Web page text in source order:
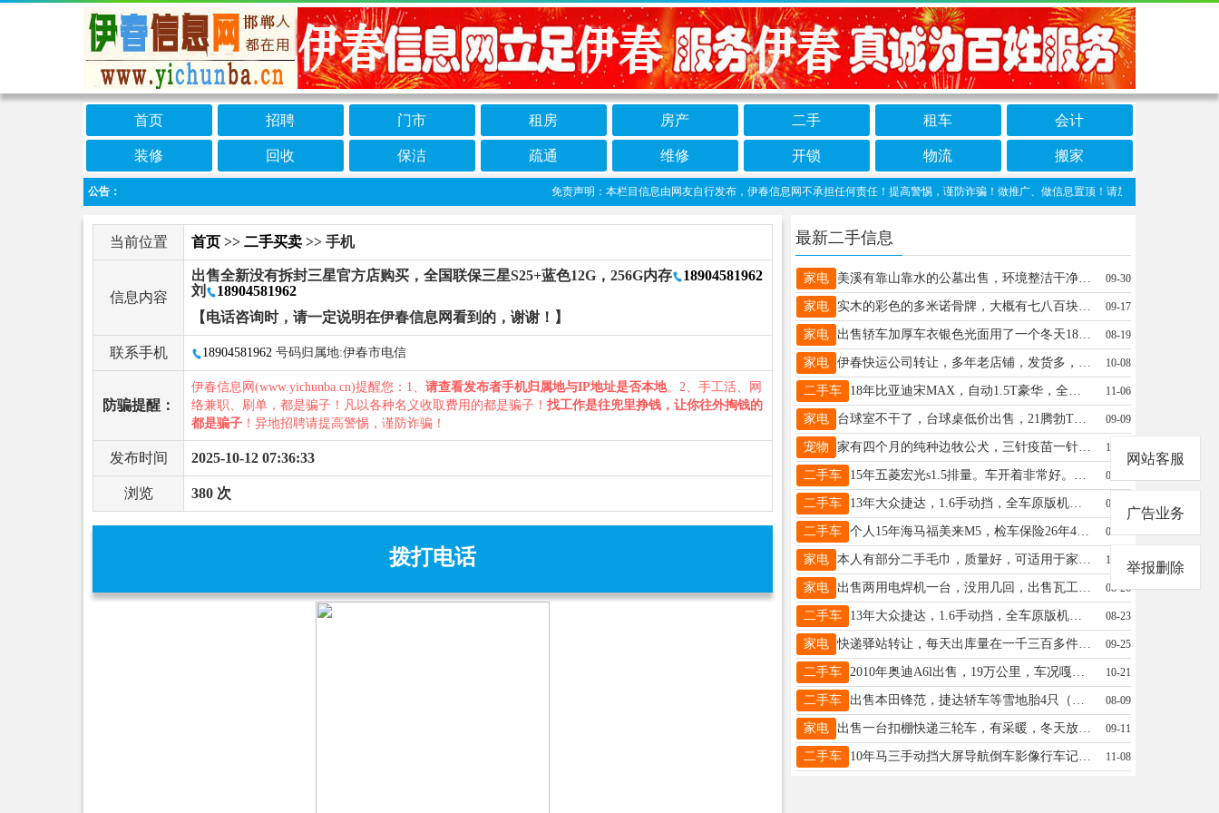
首页 招聘 门市 租房 房产 二手 租车 会计
装修 回收 保洁 疏通 维修 开锁 物流 搬家
公告： 免责声明：本栏目信息由网友自行发布，伊春信息网不承担任何责任！提高警惕，谨防诈骗！做推广、做信息置顶！请加伊春信息网客服微信：
当前位置 首页 >> 二手买卖 >> 手机
信息内容
出售全新没有拆封三星官方店购买，全国联保三星S25+蓝色12G，256G内存
18904581962
刘
18904581962
【电话咨询时，请一定说明在伊春信息网看到的，谢谢！】
联系手机 18904581962 号码归属地:伊春市电信
防骗提醒：
伊春信息网(www.yichunba.cn)提醒您：1、 请查看发布者手机归属地与IP地址是否本地。2、手工活、网
络兼职、刷单，都是骗子！凡以各种名义收取费用的都是骗子！ 找工作是往兜里挣钱，让你往外掏钱的
都是骗子 ！异地招聘请提高警惕，谨防诈骗！
发布时间 2025-10-12 07:36:33
浏览 380 次
拨打电话
最新二手信息
家电 美溪有靠山靠水的公墓出售，环境整洁干净，地点依山傍水，购买时提我优惠刘女士13846679699 09-30
家电 实木的彩色的多米诺骨牌，大概有七八百块一共30元，还有6台车的拼装玩具一共20元，锻炼孩子手和脑。绝对物超所值。大力13039663991 09-17
家电 出售轿车加厚车衣银色光面用了一个冬天18645820805张顺18645820805 08-19
家电 伊春快运公司转让，多年老店铺，发货多，快递物流都能发，喜欢物流方面的看过来。都是现成的，就差你来。13846699190王女士13846699190 10-08
二手车 18年比亚迪宋MAX，自动1.5T豪华，全车原漆，配置日间行车灯，无钥匙进入一键启动，真皮座椅，全景天幕，12.8英寸大屏，远程遥控启动，LED远近光自动大灯，电子手刹，胎压监测，前后雷达，后排出风口，性价比超高的6座家用MPV，价格不高3.28万卖车18645820989 11-06
家电 台球室不干了，台球桌低价出售，21腾勃TB0199，1.2钢库，12点调平，打包可议，上门自提或运费自理苑先生15636423451 09-09
宠物 家有四个月的纯种边牧公犬，三针疫苗一针狂犬，狗狗吃狗粮，零食，各种营养品，因孩子上学没时间经管寻找爱心人士，要求不弃养，28岁以上的爱心人士，有意者与我联系迟13089625656 10-14
二手车 15年五菱宏光s1.5排量。车开着非常好。保险检车都是新交的。没有事故。小车没拉过货非常爱惜。原车门板膜都没有撕。价格便宜12500只能让油钱过户。17804581717想买好车的买准成的来啊17804581717 09-10
二手车 13年大众捷达，1.6手动挡，全车原版机器变速箱底盘开着好，检保十二月，一个多李志刚18324653456 08-19
二手车 个人15年海马福美来M5，检车保险26年4月，玻璃码全原，无大伤，7500元，价格可议13204586004佟先生13204586004 09-17
家电 本人有部分二手毛巾，质量好，可适用于家政，饭店，麻辣烫，小吃部，市场上卖肉，鱼等，价格便宜。有需要的电话联系，数量不限。张女士18645839990 10-19
家电 出售两用电焊机一台，没用几回，出售瓦工工具，现有1米2长地砖刀推刀一台，只用了两回于先生13846658750 08-26
二手车 13年大众捷达，1.6手动挡，全车原版机器变速箱底盘开着好，检保十二月，一个多李志刚18324653456 08-23
家电 快递驿站转让，每天出库量在一千三百多件，轻轻松松当老板陈敏13352585997 09-25
二手车 2010年奥迪A6l出售，19万公里，车况嘎嘎好刚换完雪地胎，新买的车衣，两套胎，火花塞，电瓶新，检车保险到来年六月！内饰新，无故障灯，大屏导航等由于着急出门忍痛割爱一口价2点5万赶上就合适！具体来电详谈！车贩子勿扰，非诚勿扰！吴先生16645833339 10-21
二手车 出售本田锋范，捷达轿车等雪地胎4只（普利司通185-65-15），微波炉，大头电视，大头电视柜，餐桌，单人床等闲置物品，低价处理。陈先生13846628918 08-09
家电 出售一台扣棚快递三轮车，有采暖，冬天放心干。有意联系15134672524高先生15134672524 09-11
二手车 10年马三手动挡大屏导航倒车影像行车记录仪新雪地胎，机油换完，十二万多公里实表九千八百块张16664585558 11-08
网站客服
广告业务
举报删除